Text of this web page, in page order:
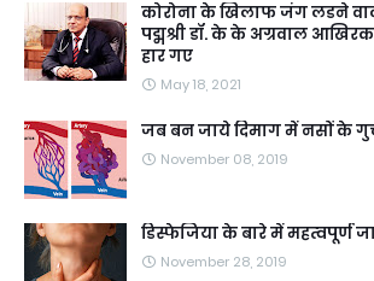
कोरोना के खिलाफ जंग लडने
पद्मश्री डॉ. के के अग्रवाल
हार गए
May 18, 2021
जब बन जाये दिमाग में नसों के
November 08, 2019
डिस्फेजिया के बारे में महत्वपूर्ण
November 28, 2019